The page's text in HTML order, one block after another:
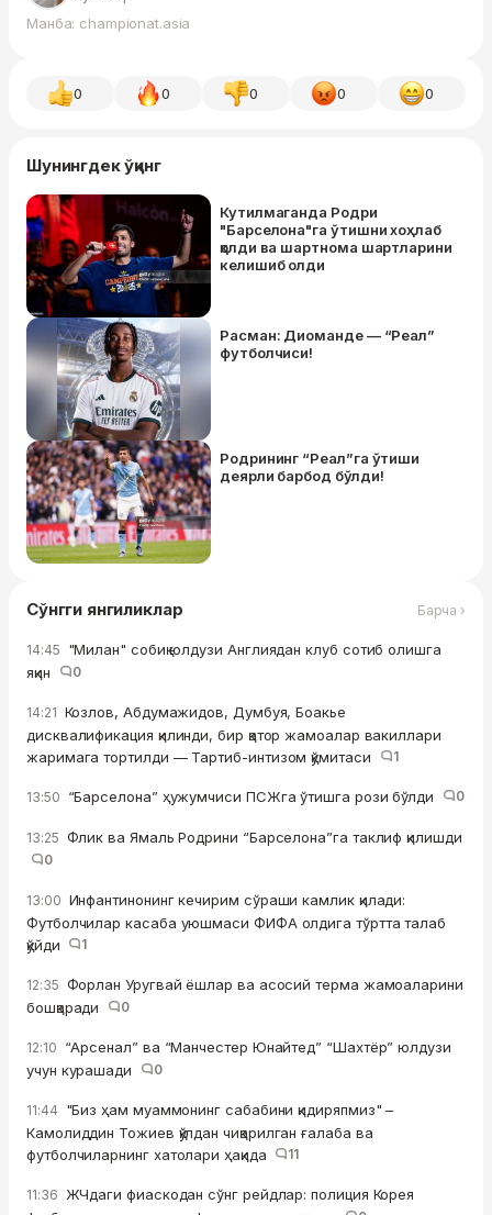
Манба: championat.asia
0 0 0 0 0
Шунингдек ўқинг
Кутилмаганда Родри
"Барселона"га ўтишни хоҳлаб
қолди ва шартнома шартларини
келишиб олди
Расман: Диоманде — “Реал”
футболчиси!
Родрининг “Реал”га ўтиши
деярли барбод бўлди!
Сўнгги янгиликлар Барча ›
14:45 "Милан" собиқ юлдузи Англиядан клуб сотиб олишга
яқин
0
14:21 Козлов, Абдумажидов, Думбуя, Боакье
дисквалификация қилинди, бир қатор жамоалар вакиллари
жаримага тортилди — Тартиб-интизом қўмитаси
1
13:50 “Барселона” ҳужумчиси ПСЖга ўтишга рози бўлди 0
13:25 Флик ва Ямаль Родрини “Барселона”га таклиф қилишди
0
13:00 Инфантинонинг кечирим сўраши камлик қилади:
Футболчилар касаба уюшмаси ФИФА олдига тўртта талаб
қўйди
1
12:35 Форлан Уругвай ёшлар ва асосий терма жамоаларини
бошқаради
0
12:10 “Арсенал” ва “Манчестер Юнайтед” “Шахтёр” юлдузи
учун курашади
0
11:44 "Биз ҳам муаммонинг сабабини қидиряпмиз" –
Камолиддин Тожиев қўлдан чиқарилган ғалаба ва
футболчиларнинг хатолари ҳақида
11
11:36 ЖЧдаги фиаскодан сўнг рейдлар: полиция Корея